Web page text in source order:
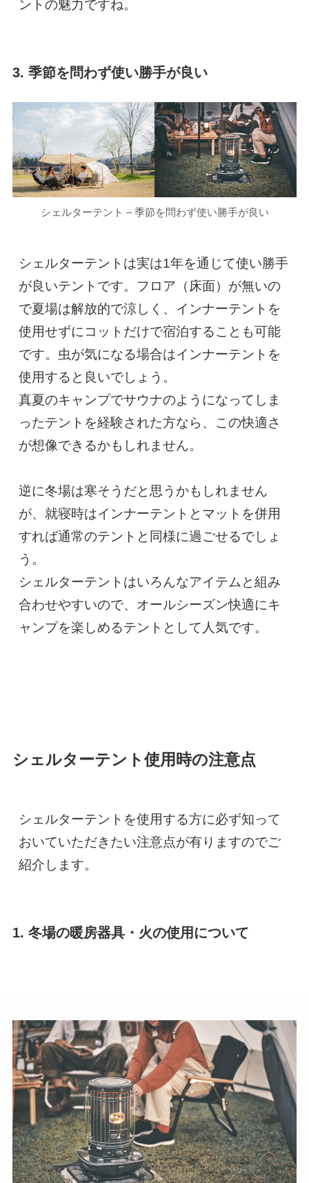
ントの魅力ですね。
3. 季節を問わず使い勝手が良い
シェルターテント – 季節を問わず使い勝手が良い
シェルターテントは実は1年を通じて使い勝手
が良いテントです。フロア（床面）が無いの
で夏場は解放的で涼しく、インナーテントを
使用せずにコットだけで宿泊することも可能
です。虫が気になる場合はインナーテントを
使用すると良いでしょう。
真夏のキャンプでサウナのようになってしま
ったテントを経験された方なら、この快適さ
が想像できるかもしれません。
逆に冬場は寒そうだと思うかもしれません
が、就寝時はインナーテントとマットを併用
すれば通常のテントと同様に過ごせるでしょ
う。
シェルターテントはいろんなアイテムと組み
合わせやすいので、オールシーズン快適にキ
ャンプを楽しめるテントとして人気です。
シェルターテント使用時の注意点
シェルターテントを使用する方に必ず知って
おいていただきたい注意点が有りますのでご
紹介します。
1. 冬場の暖房器具・火の使用について